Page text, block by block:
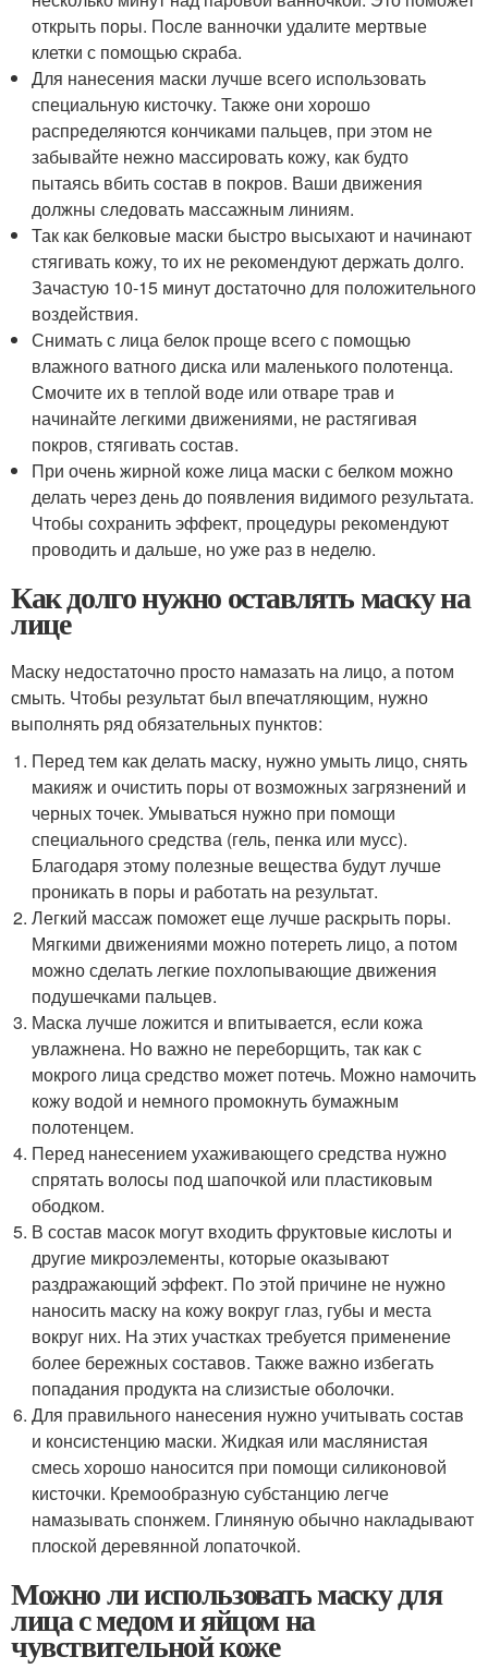
открыть поры. После ванночки удалите мертвые
клетки с помощью скраба.
Для нанесения маски лучше всего использовать
специальную кисточку. Также они хорошо
распределяются кончиками пальцев, при этом не
забывайте нежно массировать кожу, как будто
пытаясь вбить состав в покров. Ваши движения
должны следовать массажным линиям.
Так как белковые маски быстро высыхают и начинают
стягивать кожу, то их не рекомендуют держать долго.
Зачастую 10-15 минут достаточно для положительного
воздействия.
Снимать с лица белок проще всего с помощью
влажного ватного диска или маленького полотенца.
Смочите их в теплой воде или отваре трав и
начинайте легкими движениями, не растягивая
покров, стягивать состав.
При очень жирной коже лица маски с белком можно
делать через день до появления видимого результата.
Чтобы сохранить эффект, процедуры рекомендуют
проводить и дальше, но уже раз в неделю.
Как долго нужно оставлять маску на
лице
Маску недостаточно просто намазать на лицо, а потом
смыть. Чтобы результат был впечатляющим, нужно
выполнять ряд обязательных пунктов:
Перед тем как делать маску, нужно умыть лицо, снять
макияж и очистить поры от возможных загрязнений и
черных точек. Умываться нужно при помощи
специального средства (гель, пенка или мусс).
Благодаря этому полезные вещества будут лучше
проникать в поры и работать на результат.
Легкий массаж поможет еще лучше раскрыть поры.
Мягкими движениями можно потереть лицо, а потом
можно сделать легкие похлопывающие движения
подушечками пальцев.
Маска лучше ложится и впитывается, если кожа
увлажнена. Но важно не переборщить, так как с
мокрого лица средство может потечь. Можно намочить
кожу водой и немного промокнуть бумажным
полотенцем.
Перед нанесением ухаживающего средства нужно
спрятать волосы под шапочкой или пластиковым
ободком.
В состав масок могут входить фруктовые кислоты и
другие микроэлементы, которые оказывают
раздражающий эффект. По этой причине не нужно
наносить маску на кожу вокруг глаз, губы и места
вокруг них. На этих участках требуется применение
более бережных составов. Также важно избегать
попадания продукта на слизистые оболочки.
Для правильного нанесения нужно учитывать состав
и консистенцию маски. Жидкая или маслянистая
смесь хорошо наносится при помощи силиконовой
кисточки. Кремообразную субстанцию легче
намазывать спонжем. Глиняную обычно накладывают
плоской деревянной лопаточкой.
Можно ли использовать маску для
лица с медом и яйцом на
чувствительной коже